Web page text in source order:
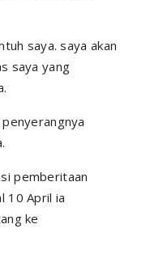
saya. saya akan
saya yang
pemberitaan
10 April ia
ke